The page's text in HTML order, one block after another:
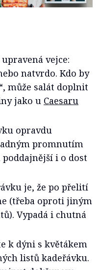
vejce:
natvrdo. Kdo by
může salát doplnit
jako u Caesaru
opravdu
promnutím
i o dost
je, že po přelití
(třeba oproti jiným
Vypadá i chutná
k dýni s květákem
listů kadeřávku.